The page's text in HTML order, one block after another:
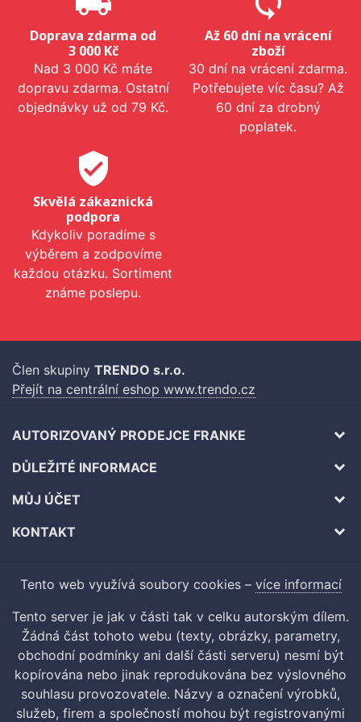
Doprava zdarma od
3 000 Kč
Nad 3 000 Kč máte
dopravu zdarma. Ostatní
objednávky už od 79 Kč.
Až 60 dní na vrácení
zboží
30 dní na vrácení zdarma.
Potřebujete víc času? Až
60 dní za drobný
poplatek.
verified_user
Skvělá zákaznická
podpora
Kdykoliv poradíme s
výběrem a zodpovíme
každou otázku. Sortiment
známe poslepu.
Člen skupiny TRENDO s.r.o.
Přejít na centrální eshop www.trendo.cz
AUTORIZOVANÝ PRODEJCE FRANKE
DŮLEŽITÉ INFORMACE
MŮJ ÚČET
KONTAKT
Tento web využívá soubory cookies – více informací
Tento server je jak v části tak v celku autorským dílem.
Žádná část tohoto webu (texty, obrázky, parametry,
obchodní podmínky ani další části serveru) nesmí být
kopírována nebo jinak reprodukována bez výslovného
souhlasu provozovatele. Názvy a označení výrobků,
služeb, firem a společností mohou být registrovanými